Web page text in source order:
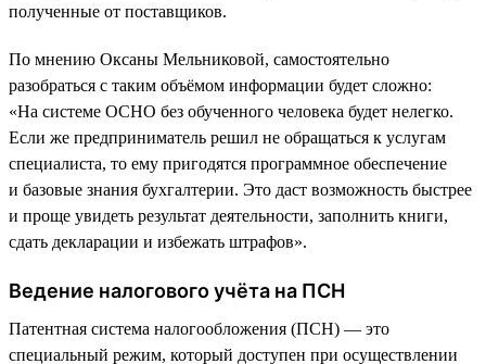
полученные от поставщиков.
По мнению Оксаны Мельниковой, самостоятельно
разобраться с таким объёмом информации будет сложно:
«На системе ОСНО без обученного человека будет нелегко.
Если же предприниматель решил не обращаться к услугам
специалиста, то ему пригодятся программное обеспечение
и базовые знания бухгалтерии. Это даст возможность быстрее
и проще увидеть результат деятельности, заполнить книги,
сдать декларации и избежать штрафов».
Ведение налогового учёта на ПСН
Патентная система налогообложения (ПСН) — это
специальный режим, который доступен при осуществлении